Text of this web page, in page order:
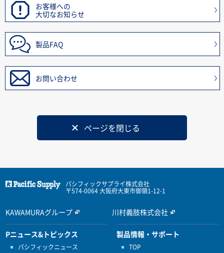
お客様への
大切なお知らせ
製品FAQ
お問い合わせ
ページを閉じる
パシフィックサプライ株式会社
〒574-0064 大阪府大東市御領1-12-1
KAWAMURAグループ 川村義肢株式会社
Pニュース&トピックス
パシフィックニュース
製品情報・サポート
TOP